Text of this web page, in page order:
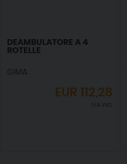
DEAMBULATORE A 4
ROTELLE
GIMA
EUR112,28
IVA incl.